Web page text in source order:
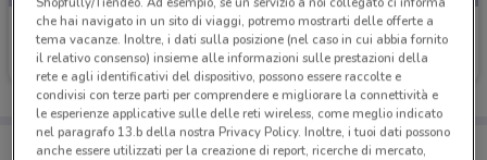
TIM
Scade il 30/08 218 m
TIM
Scade il 31/12
Porta DoveConviene sempre con te!
che hai navigato in un sito di viaggi, potremo mostrarti delle offerte a
tema vacanze. Inoltre, i dati sulla posizione (nel caso in cui abbia fornito
il relativo consenso) insieme alle informazioni sulle prestazioni della
rete e agli identificativi del dispositivo, possono essere raccolte e
condivisi con terze parti per comprendere e migliorare la connettività e
le esperienze applicative sulle delle reti wireless, come meglio indicato
nel paragrafo 13.b della nostra Privacy Policy. Inoltre, i tuoi dati possono
anche essere utilizzati per la creazione di report, ricerche di mercato,